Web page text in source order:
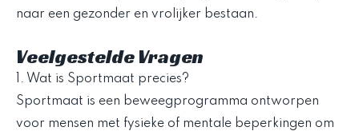
naar een gezonder en vrolijker bestaan.
Veelgestelde Vragen
1. Wat is Sportmaat precies?
Sportmaat is een beweegprogramma ontworpen
voor mensen met fysieke of mentale beperkingen om